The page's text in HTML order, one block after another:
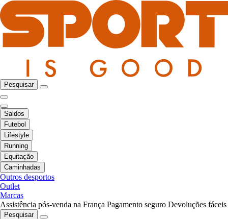
Pesquisar
Saldos
Futebol
Lifestyle
Running
Equitação
Caminhadas
Outros desportos
Outlet
Marcas
Assistência pós-venda na França Pagamento seguro Devoluções fáceis
Pesquisar